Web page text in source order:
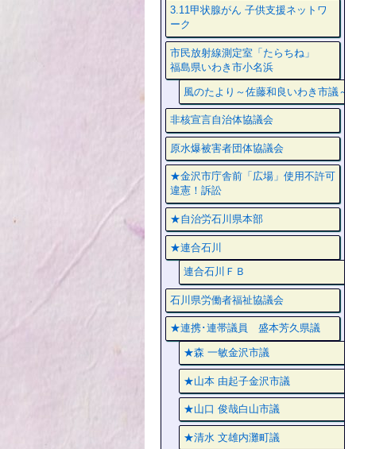
3.11甲状腺がん 子供支援ネットワ
ーク
市民放射線測定室「たらちね」
福島県いわき市小名浜
風のたより～佐藤和良いわき市議～
非核宣言自治体協議会
原水爆被害者団体協議会
★金沢市庁舎前「広場」使用不許可
違憲！訴訟
★自治労石川県本部
★連合石川
連合石川ＦＢ
石川県労働者福祉協議会
★連携･連帯議員 盛本芳久県議
★森 一敏金沢市議
★山本 由起子金沢市議
★山口 俊哉白山市議
★清水 文雄内灘町議